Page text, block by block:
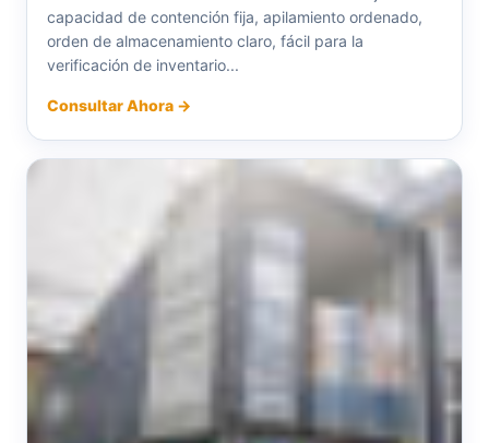
capacidad de contención fija, apilamiento ordenado,
orden de almacenamiento claro, fácil para la
verificación de inventario...
Consultar Ahora →